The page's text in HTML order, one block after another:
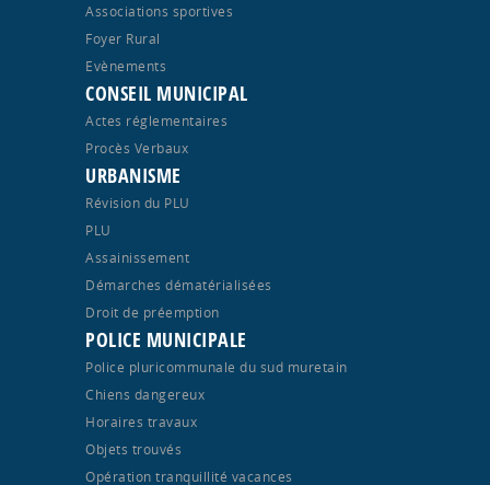
Associations sportives
Foyer Rural
Evènements
CONSEIL MUNICIPAL
Actes réglementaires
Procès Verbaux
URBANISME
Révision du PLU
PLU
Assainissement
Démarches dématérialisées
Droit de préemption
POLICE MUNICIPALE
Police pluricommunale du sud muretain
Chiens dangereux
Horaires travaux
Objets trouvés
Opération tranquillité vacances